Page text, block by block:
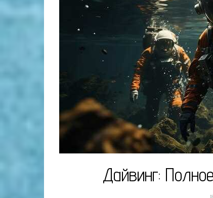
Дайвинг: